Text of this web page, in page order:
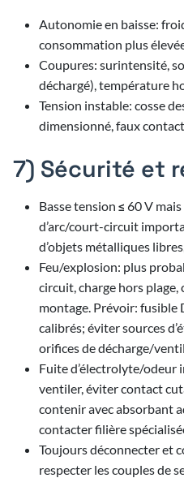
Autonomie en baisse:
consommation plus
Coupures: surintensité,
déchargé), température
Tension instable: cosse
dimensionné, faux
7) Sécurité et
Basse tension ≤ 60 V
d’arc/court-circuit
d’objets métalliques
Feu/explosion: plus
circuit, charge hors
montage. Prévoir: fusible
calibrés; éviter sources
orifices de décharge/
Fuite d’électrolyte/odeur
ventiler, éviter contact
contenir avec absorbant
contacter filière
Toujours déconnecter et
respecter les couples de